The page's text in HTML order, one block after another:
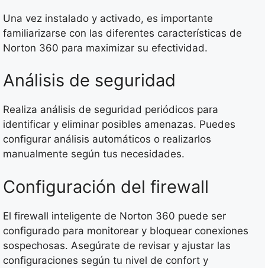
Una vez instalado y activado, es importante
familiarizarse con las diferentes características de
Norton 360 para maximizar su efectividad.
Análisis de seguridad
Realiza análisis de seguridad periódicos para
identificar y eliminar posibles amenazas. Puedes
configurar análisis automáticos o realizarlos
manualmente según tus necesidades.
Configuración del firewall
El firewall inteligente de Norton 360 puede ser
configurado para monitorear y bloquear conexiones
sospechosas. Asegúrate de revisar y ajustar las
configuraciones según tu nivel de confort y